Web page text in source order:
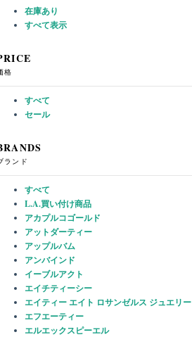
在庫あり
すべて表示
格
すべて
セール
ランド
すべて
L.A.買い付け商品
アカプルコゴールド
アットダーティー
アップルバム
アンバインド
イーブルアクト
エイチティーシー
エイティー エイト ロサンゼルス ジュエリー
エフエーティー
エルエックスピーエル